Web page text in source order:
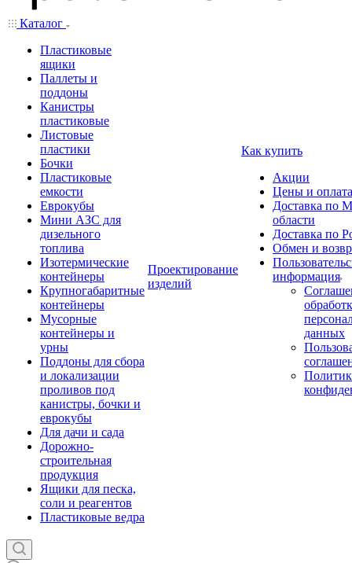
Каталог
Пластиковые
ящики
Паллеты и
поддоны
Канистры
пластиковые
Листовые
пластики
Бочки
Пластиковые
емкости
Еврокубы
Мини АЗС для
дизельного
топлива
Изотермические
контейнеры
Крупногабаритные
контейнеры
Мусорные
контейнеры и
урны
Поддоны для сбора
и локализации
проливов под
канистры, бочки и
еврокубы
Для дачи и сада
Дорожно-
строительная
продукция
Ящики для песка,
соли и реагентов
Пластиковые ведра
Проектирование
изделий
Как купить
Акции
Цены и оплата
Доставка по
области
Доставка по
Обмен и
информация
данных